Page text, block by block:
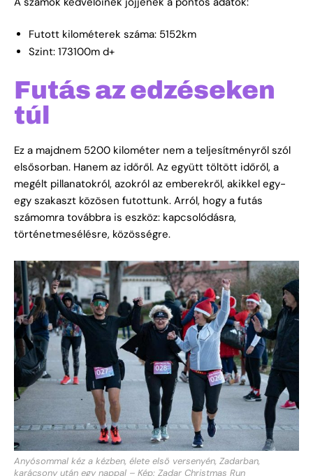
Futott kilométerek száma: 5152km
Szint: 173100m d+
Futás az edzéseken
túl
Ez a majdnem 5200 kilométer nem a teljesítményről szól
elsősorban. Hanem az időről. Az együtt töltött időről, a
megélt pillanatokról, azokról az emberekről, akikkel egy-
egy szakaszt közösen futottunk. Arról, hogy a futás
számomra továbbra is eszköz: kapcsolódásra,
történetmesélésre, közösségre.
Anyósommal kéz a kézben, élete első versenyén, Zadarban,
karácsony után egy nappal – Kép: Zadar Christmas Run